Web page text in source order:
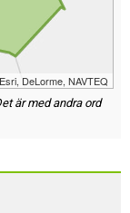
DeLorme, NAVTEQ
är med andra ord